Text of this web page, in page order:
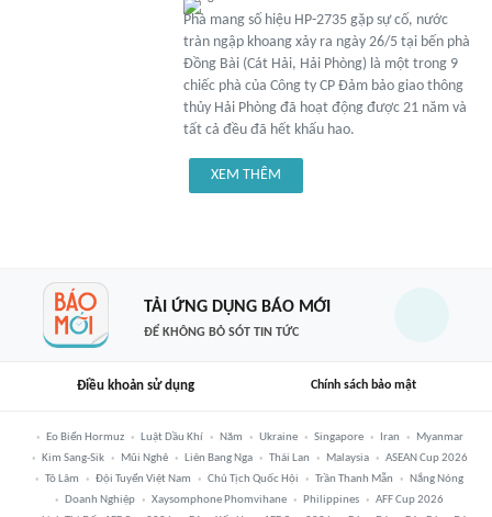
Phà mang số hiệu HP-2735 gặp sự cố, nước
tràn ngập khoang xảy ra ngày 26/5 tại bến phà
Đồng Bài (Cát Hải, Hải Phòng) là một trong 9
chiếc phà của Công ty CP Đảm bảo giao thông
thủy Hải Phòng đã hoạt động được 21 năm và
tất cả đều đã hết khấu hao.
XEM THÊM
TẢI ỨNG DỤNG BÁO MỚI
ĐỂ KHÔNG BỎ SÓT TIN TỨC
Điều khoản sử dụng Chính sách bảo mật
Eo Biển Hormuz Luật Dầu Khí Năm Ukraine Singapore Iran
Myanmar
Kim Sang-Sik
Mũi Nghê Liên Bang Nga Thái Lan Malaysia
ASEAN Cup 2026
Tô Lâm
Đội Tuyển Việt Nam Chủ Tịch Quốc Hội Trần Thanh Mẫn
Nắng Nóng
Doanh Nghiệp
Xaysomphone Phomvihane Philippines
AFF Cup 2026